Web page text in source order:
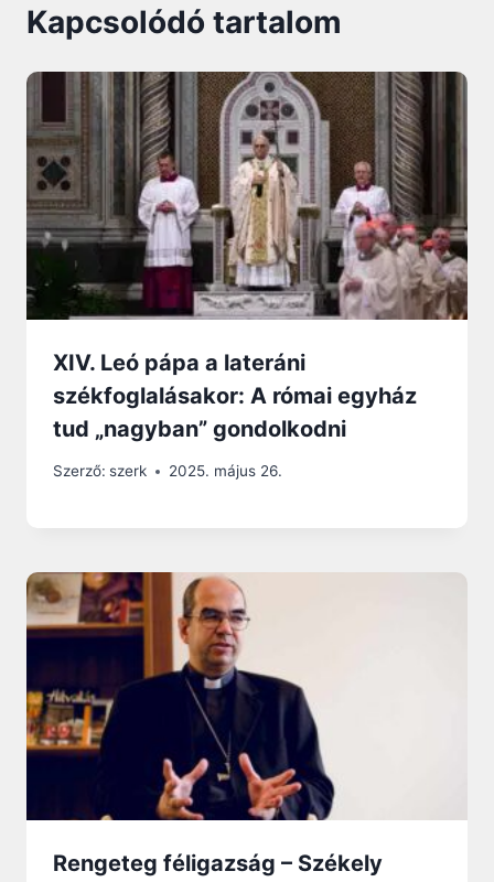
Kapcsolódó tartalom
XIV. Leó pápa a lateráni
székfoglalásakor: A római egyház
tud „nagyban” gondolkodni
Szerző: szerk 2025. május 26.
Rengeteg féligazság – Székely